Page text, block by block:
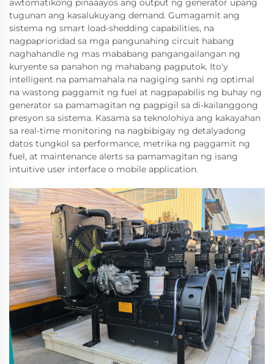
awtomatikong pinaaayos ang output ng generator upang
tugunan ang kasalukuyang demand. Gumagamit ang
sistema ng smart load-shedding capabilities, na
nagpaprioridad sa mga pangunahing circuit habang
naghahandle ng mas mababang pangangailangan ng
kuryente sa panahon ng mahabang pagputok. Ito'y
intelligent na pamamahala na nagiging sanhi ng optimal
na wastong paggamit ng fuel at nagpapabilis ng buhay ng
generator sa pamamagitan ng pagpigil sa di-kailanggong
presyon sa sistema. Kasama sa teknolohiya ang kakayahan
sa real-time monitoring na nagbibigay ng detalyadong
datos tungkol sa performance, metrika ng paggamit ng
fuel, at maintenance alerts sa pamamagitan ng isang
intuitive user interface o mobile application.